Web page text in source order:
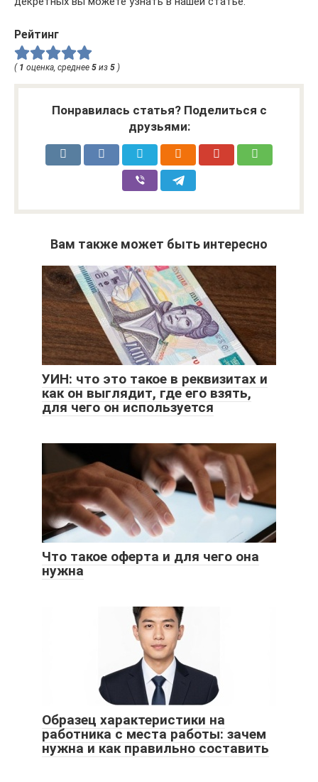
Рейтинг
( 1 оценка, среднее 5 из 5 )
Понравилась статья? Поделиться с
друзьями:
Вам также может быть интересно
УИН: что это такое в реквизитах и
как он выглядит, где его взять,
для чего он используется
Что такое оферта и для чего она
нужна
Образец характеристики на
работника с места работы: зачем
нужна и как правильно составить